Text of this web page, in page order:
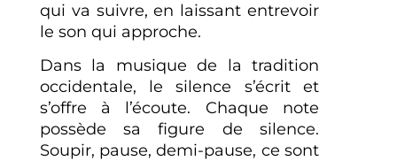
qui va suivre, en laissant entrevoir
le son qui approche.
Dans la musique de la tradition
occidentale, le silence s’écrit et
s’offre à l’écoute. Chaque note
possède sa figure de silence.
Soupir, pause, demi-pause, ce sont